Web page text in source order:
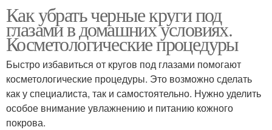
Как убрать черные круги под
глазами в домашних условиях.
Косметологические процедуры
Быстро избавиться от кругов под глазами помогают
косметологические процедуры. Это возможно сделать
как у специалиста, так и самостоятельно. Нужно уделить
особое внимание увлажнению и питанию кожного
покрова.